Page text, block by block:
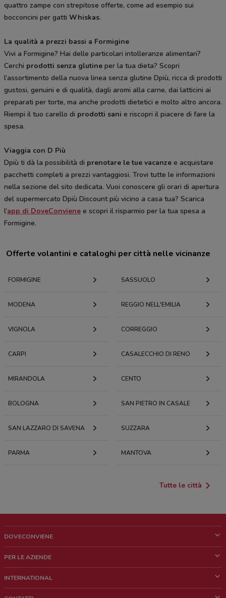
quattro zampe con strepitose offerte, come ad esempio sui
bocconcini per gatti Whiskas.
La qualità a prezzi bassi a Formigine
Vivi a Formigine? Hai delle particolari intolleranze alimentari?
Cerchi prodotti senza glutine per la tua dieta? Scopri
l’assortimento della nuova linea senza glutine Dpiù, ricca di prodotti
gustosi, genuini e di qualità, dagli aromi alla carne, dai latticini ai
preparati per torte, ma anche prodotti dietetici e molto altro ancora.
Riempi il tuo carello di prodotti sani e riscopri il piacere di fare la
spesa.
Viaggia con D Più
Dpiù ti dà la possibilità di prenotare le tue vacanze e acquistare
pacchetti completi a prezzi vantaggiosi. Trovi tutte le informazioni
nella sezione del sito dedicata. Vuoi conoscere gli orari di apertura
del supermercato Dpiù Discount più vicino a casa tua? Scarica
l’app di DoveConviene e scopri il risparmio per la tua spesa a
Formigine.
Offerte volantini e cataloghi per città nelle vicinanze
FORMIGINE SASSUOLO
MODENA REGGIO NELL'EMILIA
VIGNOLA CORREGGIO
CARPI CASALECCHIO DI RENO
MIRANDOLA CENTO
BOLOGNA SAN PIETRO IN CASALE
SAN LAZZARO DI SAVENA SUZZARA
PARMA MANTOVA
Tutte le città
DOVECONVIENE
Chi siamo
PER LE AZIENDE
Richieste commerciali e marketing
INTERNATIONAL